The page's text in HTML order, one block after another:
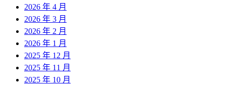
2026 年 4 月
2026 年 3 月
2026 年 2 月
2026 年 1 月
2025 年 12 月
2025 年 11 月
2025 年 10 月